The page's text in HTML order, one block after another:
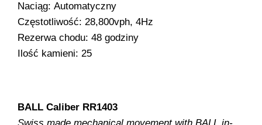
Naciąg: Automatyczny
Częstotliwość: 28,800vph, 4Hz
Rezerwa chodu: 48 godziny
Ilość kamieni: 25
BALL Caliber RR1403